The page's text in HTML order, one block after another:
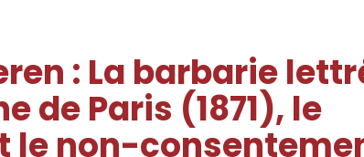
: La barbarie
de Paris (1871), le
le non-